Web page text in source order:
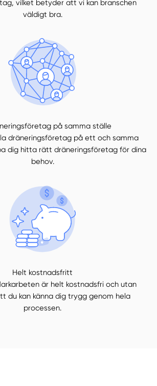
vilket betyder att vi kan branschen
väldigt bra.
på samma ställe
dräneringsföretag på ett och samma
dig hitta rätt dräneringsföretag för dina
behov.
Helt kostnadsfritt
är helt kostnadsfri och utan
du kan känna dig trygg genom hela
processen.